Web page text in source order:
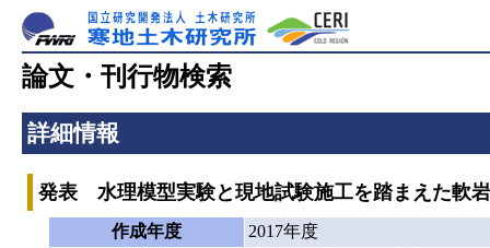
論文・刊行物検索
詳細情報
発表 水理模型実験と現地試験施工を踏まえた軟
作成年度
2017年度